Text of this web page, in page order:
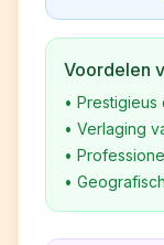
Voordelen
• Prestigieus
• Verlaging
•
•